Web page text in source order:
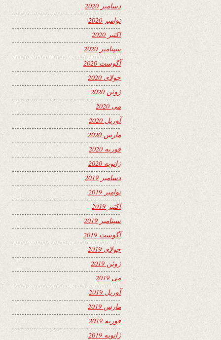
دسامبر 2020
نوامبر 2020
اکتبر 2020
سپتامبر 2020
آگوست 2020
جولای 2020
ژوئن 2020
می 2020
آوریل 2020
مارس 2020
فوریه 2020
ژانویه 2020
دسامبر 2019
نوامبر 2019
اکتبر 2019
سپتامبر 2019
آگوست 2019
جولای 2019
ژوئن 2019
می 2019
آوریل 2019
مارس 2019
فوریه 2019
ژانویه 2019